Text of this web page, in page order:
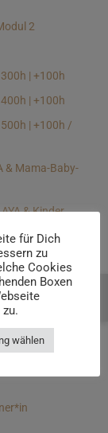
2
| +100h
| +100h
| +100h /
& Mama-Baby-
& Kinder
für Dich
zu
Cookies
Boxen
wählen
buchen